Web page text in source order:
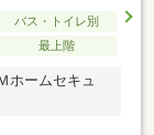
バス・トイレ別
最上階
ホームセキュ